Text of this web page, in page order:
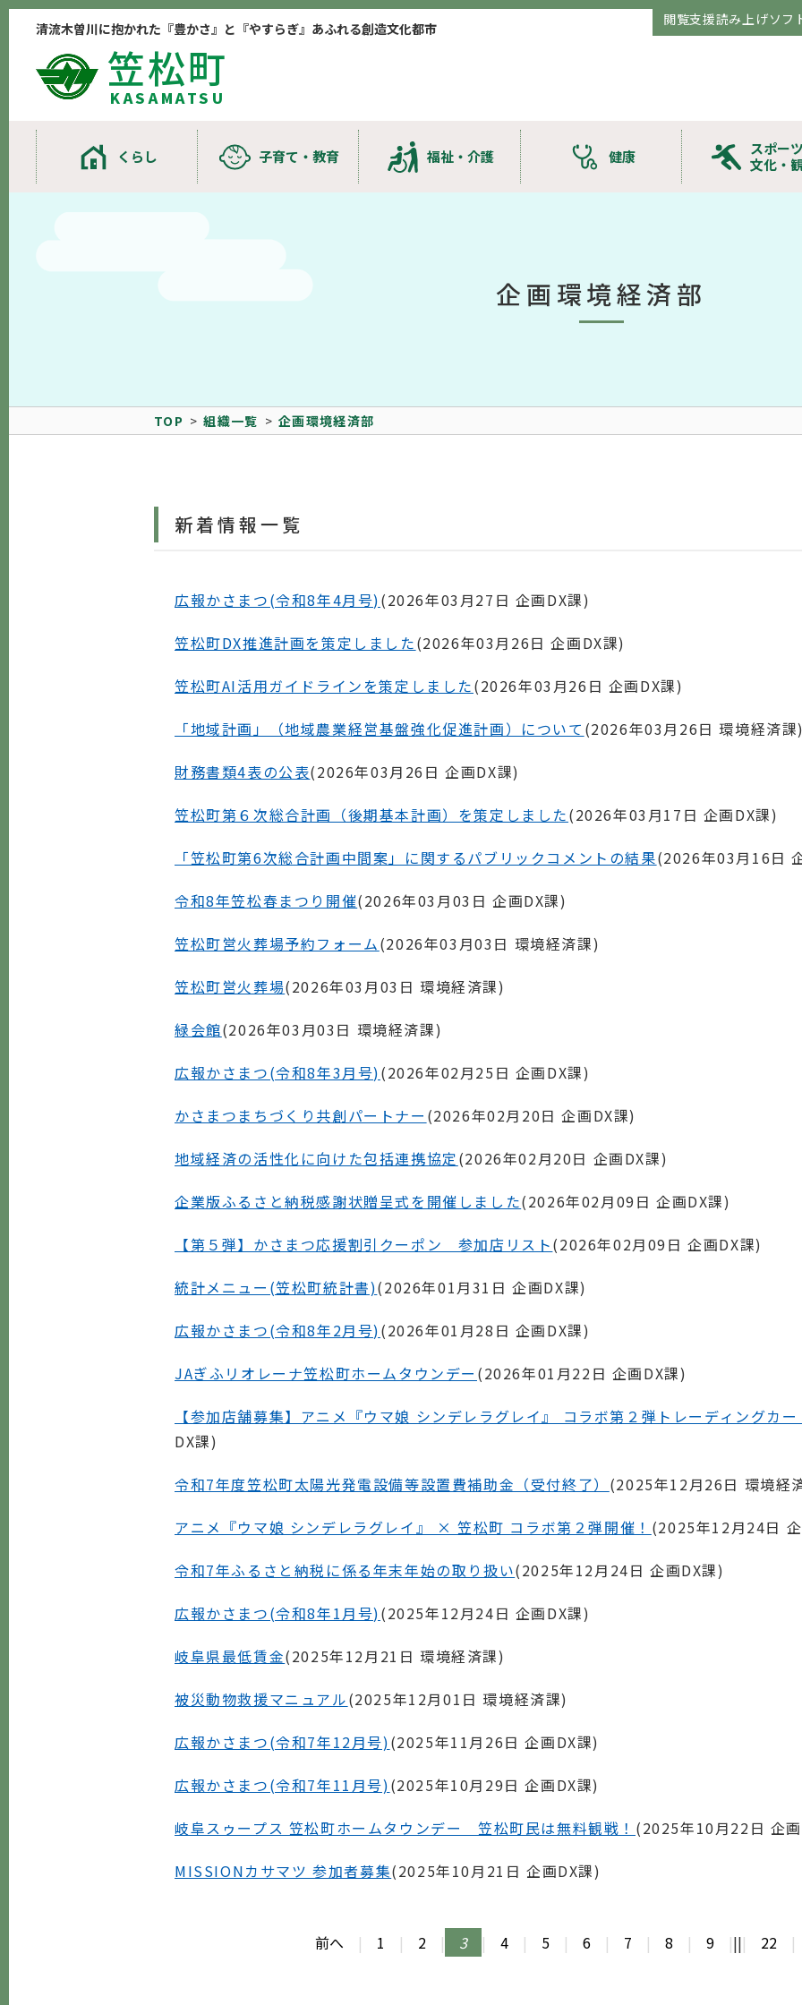
清流木曽川に抱かれた『豊かさ』と『やすらぎ』あふれる創造文化都市
笠松町
KASAMATSU
閲覧支援読み上げソフ
くらし 子育て・教育 福祉・介護 健康
スポー
文化・
企画環境経済部
TOP 組織一覧 企画環境経済部
新着情報一覧
広報かさまつ(令和8年4月号)(2026年03月27日 企画DX課)
笠松町DX推進計画を策定しました(2026年03月26日 企画DX課)
笠松町AI活用ガイドラインを策定しました(2026年03月26日 企画DX課)
「地域計画」（地域農業経営基盤強化促進計画）について (2026年03月26日 環境経済課
財務書類4表の公表(2026年03月26日 企画DX課)
笠松町第６次総合計画（後期基本計画）を策定しました(2026年03月17日 企画DX課)
「笠松町第6次総合計画中間案」に関するパブリックコメントの結果(2026年03月16日
令和8年笠松春まつり開催(2026年03月03日 企画DX課)
笠松町営火葬場予約フォーム(2026年03月03日 環境経済課)
笠松町営火葬場(2026年03月03日 環境経済課)
緑会館(2026年03月03日 環境経済課)
広報かさまつ(令和8年3月号)(2026年02月25日 企画DX課)
かさまつまちづくり共創パートナー (2026年02月20日 企画DX課)
地域経済の活性化に向けた包括連携協定(2026年02月20日 企画DX課)
企業版ふるさと納税感謝状贈呈式を開催しました(2026年02月09日 企画DX課)
【第５弾】かさまつ応援割引クーポン 参加店リスト(2026年02月09日 企画DX課)
統計メニュー(笠松町統計書)(2026年01月31日 企画DX課)
広報かさまつ(令和8年2月号)(2026年01月28日 企画DX課)
JAぎふリオレーナ笠松町ホームタウンデー (2026年01月22日 企画DX課)
【参加店舗募集】アニメ『ウマ娘 シンデレラグレイ』 コラボ第２弾トレーディングカ
DX課)
令和7年度笠松町太陽光発電設備等設置費補助金（受付終了） (2025年12月26日 環境経
アニメ『ウマ娘 シンデレラグレイ』 × 笠松町 コラボ第２弾開催！ (2025年12月24日
令和7年ふるさと納税に係る年末年始の取り扱い(2025年12月24日 企画DX課)
広報かさまつ(令和8年1月号)(2025年12月24日 企画DX課)
岐阜県最低賃金(2025年12月21日 環境経済課)
被災動物救援マニュアル(2025年12月01日 環境経済課)
広報かさまつ(令和7年12月号)(2025年11月26日 企画DX課)
広報かさまつ(令和7年11月号)(2025年10月29日 企画DX課)
岐阜スゥープス 笠松町ホームタウンデー 笠松町民は無料観戦！ (2025年10月22日 企
MISSIONカサマツ 参加者募集(2025年10月21日 企画DX課)
前へ | 1 | 2 | 3 | 4 | 5 | 6 | 7 | 8 | 9 |||| 22 |